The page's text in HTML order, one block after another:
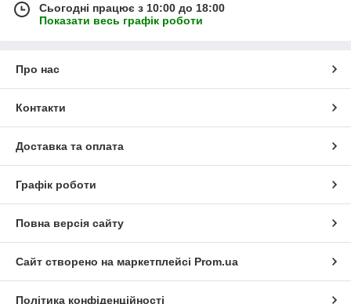
Сьогодні працює з 10:00 до 18:00
Показати весь графік роботи
Про нас
Контакти
Доставка та оплата
Графік роботи
Повна версія сайту
Сайт створено на маркетплейсі Prom.ua
Політика конфіденційності